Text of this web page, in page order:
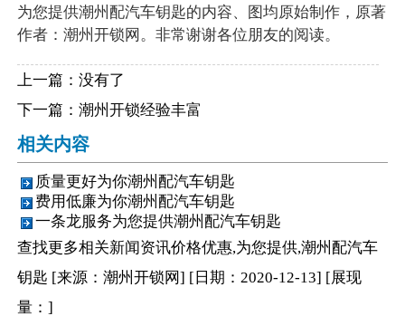
为您提供潮州配汽车钥匙的内容、图均原始制作，原著
作者：潮州开锁网。非常谢谢各位朋友的阅读。
上一篇：没有了
下一篇： 潮州开锁经验丰富
相关内容
质量更好为你潮州配汽车钥匙
费用低廉为你潮州配汽车钥匙
一条龙服务为您提供潮州配汽车钥匙
查找更多相关新闻资讯价格优惠,为您提供,潮州配汽车
钥匙 [来源：潮州开锁网] [日期：2020-12-13] [展现
量： ]